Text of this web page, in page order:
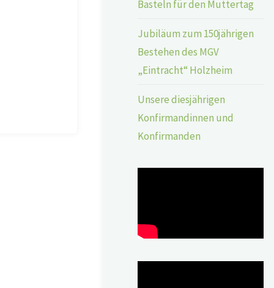
Basteln für den Muttertag
Jubiläum zum 150jährigen
Bestehen des MGV
„Eintracht“ Holzheim
Unsere diesjährigen
Konfirmandinnen und
Konfirmanden